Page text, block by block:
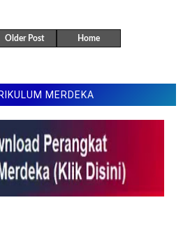
13 Tahun 2025 tentang
12 Tahun 2025 tentang
SD
Indonesia SD
Kepala Sekolah
Older Post Home
MERDEKA